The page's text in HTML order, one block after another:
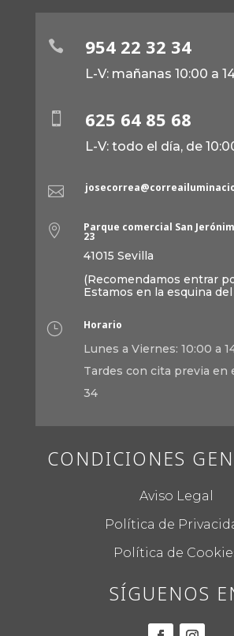
 954 22 32 34
L-V: mañanas 10:00 a
 625 64 85 68
L-V: todo el día, de

 Parque comercial San
23
41015 Sevilla
(Recomendamos entrar
Estamos en la esquina del
} Horario
Lunes a Viernes: 10:00 a
Tardes con cita previa en
34
CONDICIONES
Aviso Legal
Política de
Política de
SÍGUENOS